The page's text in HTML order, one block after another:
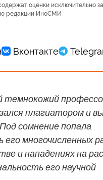
оценки исключительно
редакции ИноСМИ
темнокожий
плагиатором и
сомнение попала
многочисленных
и нападениях на
его научной